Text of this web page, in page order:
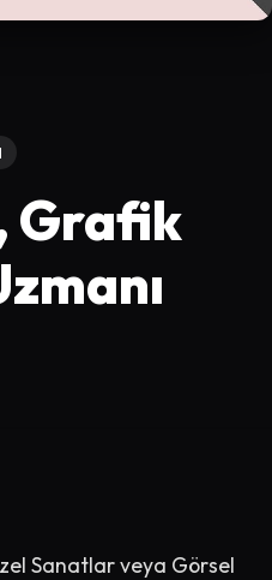
Grafik
Sanatlar veya Görsel